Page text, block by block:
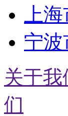
上
宁
关于我
们